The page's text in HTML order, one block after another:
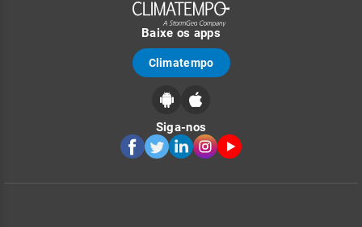
Baixe os apps
Climatempo
Siga-nos